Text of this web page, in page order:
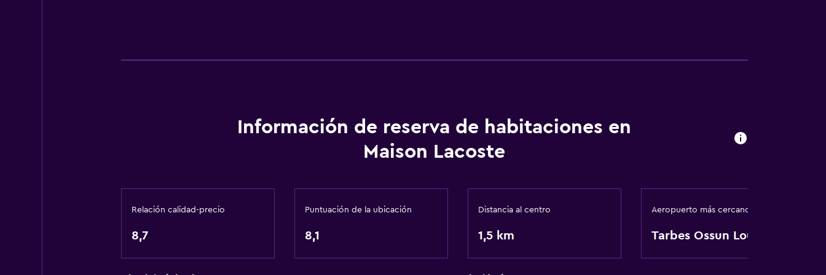
Información de reserva de habitaciones en
Maison Lacoste
Relación calidad-precio
8,7
Puntuación de la ubicación
8,1
Distancia al centro
1,5 km
Aeropuerto más cercano
Tarbes Ossun Lourdes